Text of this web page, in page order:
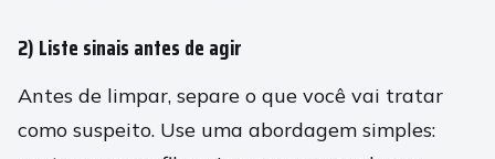
2) Liste sinais antes de agir
Antes de limpar, separe o que você vai tratar
como suspeito. Use uma abordagem simples: